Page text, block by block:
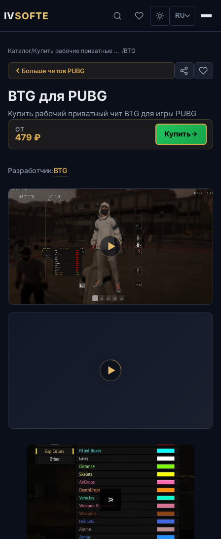
IVSOFTE RU
Каталог/ Купить рабочие приватные читы для игры ПАБГ Steam /BTG
Больше читов PUBG
BTG для PUBG
Купить рабочий приватный чит BTG для игры PUBG
ОТ
479 ₽ Купить
Разработчик:BTG
<
>